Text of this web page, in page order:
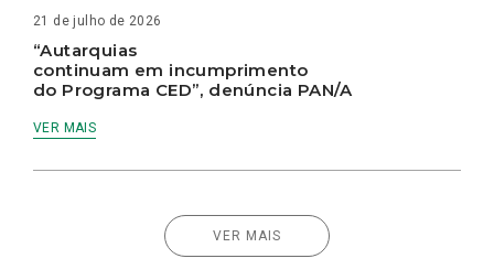
21 de julho de 2026
“Autarquias
continuam em incumprimento
do Programa CED”, denúncia PAN/A
VER MAIS
VER MAIS